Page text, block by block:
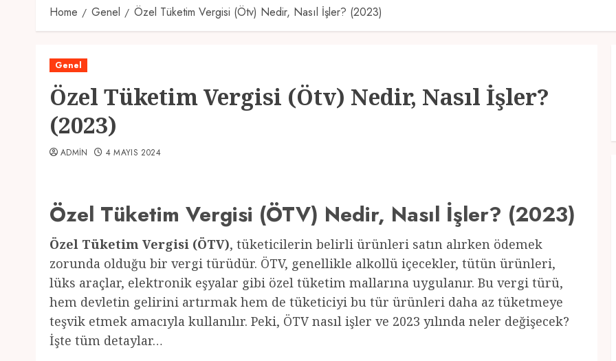
Home Genel Özel Tüketim Vergisi (Ötv) Nedir, Nasıl İşler? (2023)
Genel
Özel Tüketim Vergisi (Ötv) Nedir, Nasıl İşler?
(2023)
ADMIN 4 MAYIS 2024
Özel Tüketim Vergisi (ÖTV) Nedir, Nasıl İşler? (2023)
Özel Tüketim Vergisi (ÖTV), tüketicilerin belirli ürünleri satın alırken ödemek
zorunda olduğu bir vergi türüdür. ÖTV, genellikle alkollü içecekler, tütün ürünleri,
lüks araçlar, elektronik eşyalar gibi özel tüketim mallarına uygulanır. Bu vergi türü,
hem devletin gelirini artırmak hem de tüketiciyi bu tür ürünleri daha az tüketmeye
teşvik etmek amacıyla kullanılır. Peki, ÖTV nasıl işler ve 2023 yılında neler değişecek?
İşte tüm detaylar…